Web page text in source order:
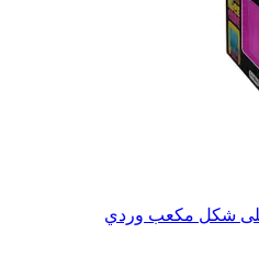
على شكل مكعب وردي